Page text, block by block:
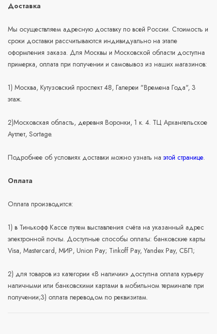
Доставка
Мы осуществляем адресную доставку по всей России. Стоимость и
сроки доставки рассчитываются индивидуально на этапе
оформления заказа. Для Москвы и Московской области доступна
примерка, оплата при получении и самовывоз из наших магазинов:
1) Москва, Кутузовский проспект 48, Галереи "Времена Года", 3
этаж.
2)Московская область, деревня Воронки, 1 к. 4. ТЦ Архангельское
Аутлет, Sortage.
Подробнее об условиях доставки можно узнать на этой странице.
Оплата
Оплата производится:
1) в Тинькофф Кассе путем выставления счёта на указанный адрес
электронной почты. Доступные способы оплаты: банковские карты
Visa, Mastercard, МИР, Union Pay; Tinkoff Pay, Yandex Pay, СБП;
2) для товаров из категории «В наличии» доступна оплата курьеру
наличными или банковскими картами в мобильном терминале при
получении;3) оплата переводом по реквизитам.